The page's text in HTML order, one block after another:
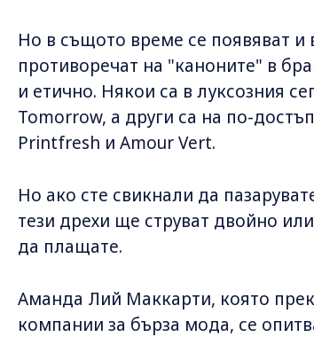
Но в същото време се появяват
противоречат на "каноните" в
и етично. Някои са в луксозния
Tomorrow, а други са на по-
Printfresh и Amour Vert.
Но ако сте свикнали да
тези дрехи ще струват двойно
да плащате.
Аманда Лий Маккарти, която
компании за бърза мода, се